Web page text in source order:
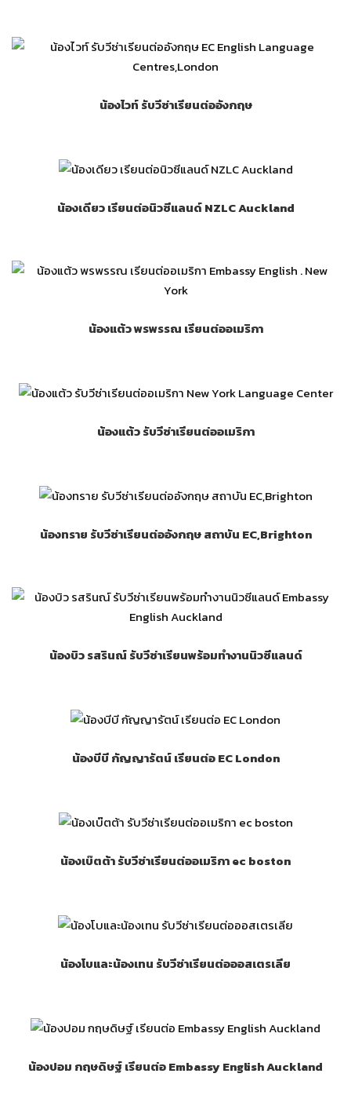
น้องไวท์ รับวีซ่าเรียนต่ออังกฤษ
น้องเดียว เรียนต่อนิวซีแลนด์ NZLC Auckland
น้องแต้ว พรพรรณ เรียนต่ออเมริกา
น้องแต้ว รับวีซ่าเรียนต่ออเมริกา
น้องทราย รับวีซ่าเรียนต่ออังกฤษ สถาบัน EC,Brighton
น้องบิว รสรินณ์ รับวีซ่าเรียนพร้อมทำงานนิวซีแลนด์
น้องบีบี กัญญารัตน์ เรียนต่อ EC London
น้องเบ๊ตต้า รับวีซ่าเรียนต่ออเมริกา ec boston
น้องโบและน้องเทน รับวีซ่าเรียนต่อออสเตรเลีย
น้องปอม กฤษดิษฐ์ เรียนต่อ Embassy English Auckland